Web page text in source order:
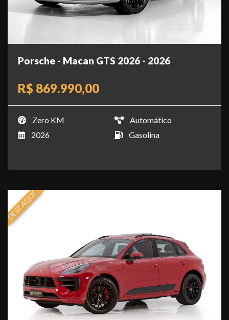
Porsche - Macan GTS 2026 - 2026
R$ 869.990,00
Zero KM
Automático
2026
Gasolina
DESTAQUE